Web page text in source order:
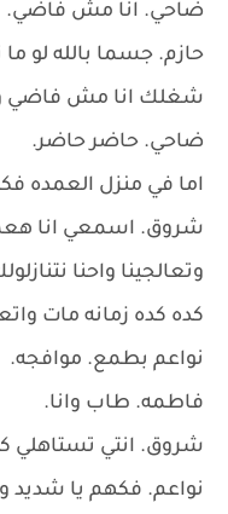
ضاحي. انا مش فاضي.
حازم. جسما بالله لو
شغلك انا مش فاضي
ضاحي. حاضر حاضر.
اما في منزل العمده
شروق. اسمعي انا
وتعالجينا واحنا
كده كده زمانه مات
نواعم بطمع. موافجه.
فاطمه. طاب وانا.
شروق. انتي تستاهلي
نواعم. فكهم يا شديد